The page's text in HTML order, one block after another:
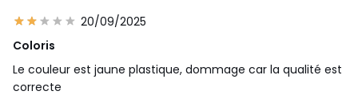
20/09/2025
Coloris
Le couleur est jaune plastique, dommage car la qualité est
correcte